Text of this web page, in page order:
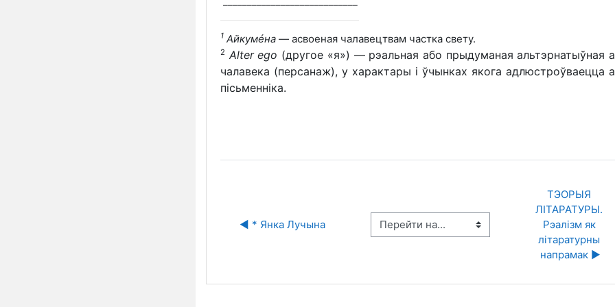
1 Айкумéна — асвоеная чалавецтвам частка свету.
2 Alter ego (другое «я») — рэальная або прыдуманая альтэрнатыўная
чалавека (персанаж), у характары і ўчынках якога адлюстроўваецца
пісьменніка.
◀︎ * Янка Лучына Перейти на...
ТЭОРЫЯ
ЛІТАРАТУРЫ.
Рэалізм як
літаратурны
напрамак ▶︎